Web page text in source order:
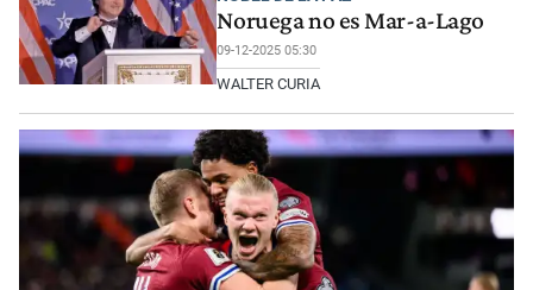
Noruega no es Mar-a-Lago
09-12-2025 05:30
WALTER CURIA